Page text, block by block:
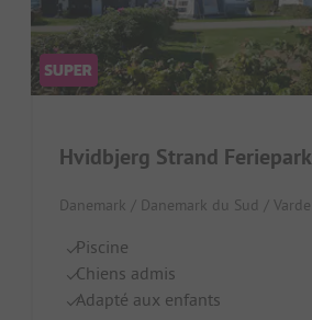
Hvidbjerg Strand Feriepark
Danemark / Danemark du Sud / Varde
Piscine
Chiens admis
Adapté aux enfants